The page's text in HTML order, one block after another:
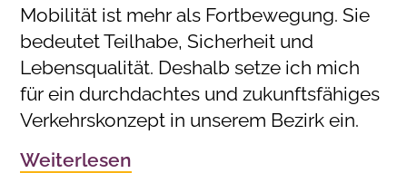
Mobilität ist mehr als Fortbewegung. Sie
bedeutet Teilhabe, Sicherheit und
Lebensqualität. Deshalb setze ich mich
für ein durchdachtes und zukunftsfähiges
Verkehrskonzept in unserem Bezirk ein.
Weiterlesen